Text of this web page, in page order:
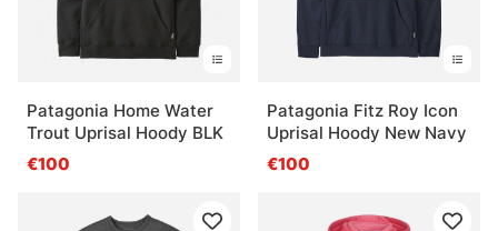
Patagonia Home Water
Trout Uprisal Hoody BLK
€100
Patagonia Fitz Roy Icon
Uprisal Hoody New Navy
€100